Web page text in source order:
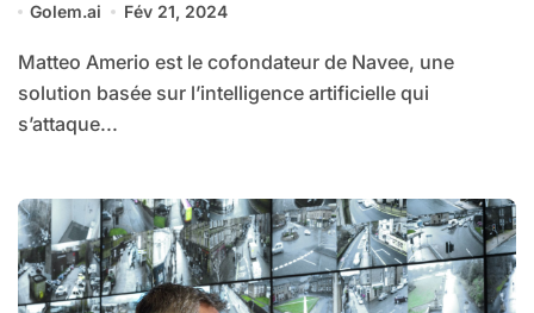
contrefaçon grâce à son intelligence
artificielle proactive.
Golem.ai Fév 21, 2024
Matteo Amerio est le cofondateur de Navee, une
solution basée sur l’intelligence artificielle qui
s’attaque...